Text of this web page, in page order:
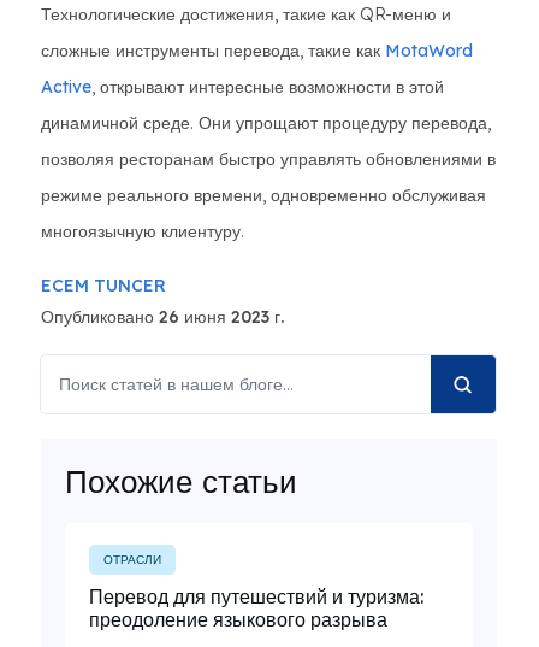
Технологические достижения, такие как QR-меню и
сложные инструменты перевода, такие как MotaWord
Active, открывают интересные возможности в этой
динамичной среде. Они упрощают процедуру перевода,
позволяя ресторанам быстро управлять обновлениями в
режиме реального времени, одновременно обслуживая
многоязычную клиентуру.
ECEM TUNCER
Опубликовано 26 июня 2023 г.
Похожие статьи
ОТРАСЛИ
Перевод для путешествий и туризма:
преодоление языкового разрыва